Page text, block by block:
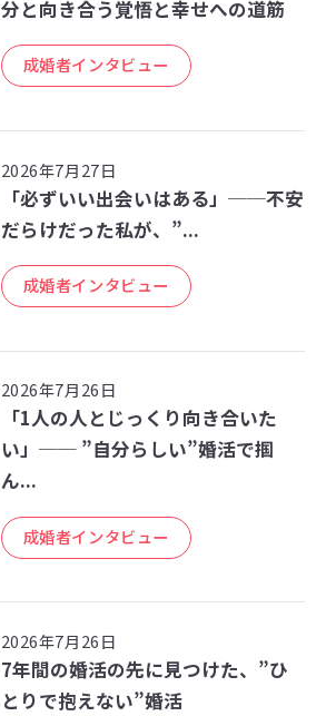
分と向き合う覚悟と幸せへの道筋
成婚者インタビュー
2026年7月27日
「必ずいい出会いはある」──不安
だらけだった私が、”...
成婚者インタビュー
2026年7月26日
「1人の人とじっくり向き合いた
い」── ”自分らしい”婚活で掴
ん...
成婚者インタビュー
2026年7月26日
7年間の婚活の先に見つけた、”ひ
とりで抱えない”婚活